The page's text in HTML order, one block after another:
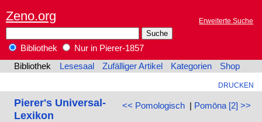
Zeno.org Erweiterte Suche
Bibliothek
Nur in Pierer-1857
Bibliothek
Lesesaal Zufälliger Artikel Kategorien Shop
DRUCKEN
<< Pomologisch| Pomōna [2] >>
Pierer's Universal-
Lexikon